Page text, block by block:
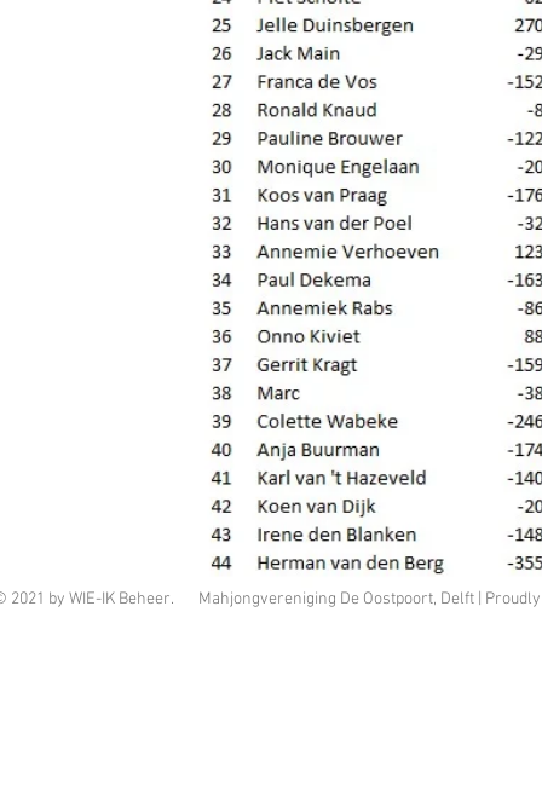
2021 by WIE-IK Beheer. Mahjongvereniging De Oostpoort, Delft |